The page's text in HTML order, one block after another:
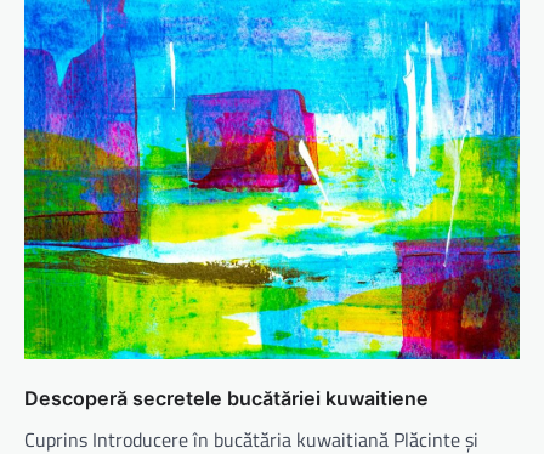
Descoperă secretele bucătăriei kuwaitiene
Cuprins Introducere în bucătăria kuwaitiană Plăcinte și